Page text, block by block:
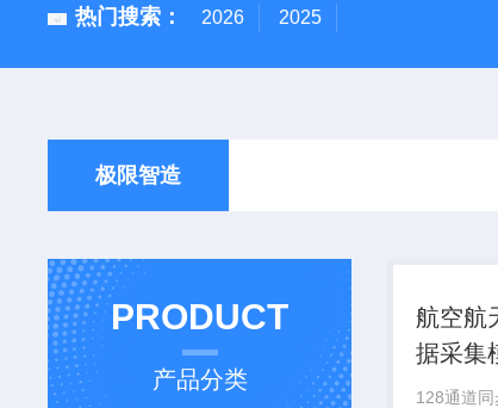
热门搜索： 2026 2025
极限智造
PRODUCT
产品分类
航空航
据采集
128通道